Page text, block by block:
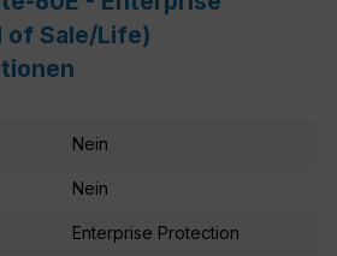
of Sale/Life)
Nein
Nein
Enterprise Protection